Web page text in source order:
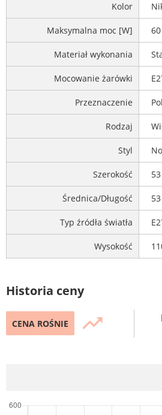
Kolor
Maksymalna moc [W] 60
Materiał wykonania
Mocowanie żarówki
Przeznaczenie
Rodzaj
Styl
Szerokość
Średnica/Długość 53
Typ źródła światła
Wysokość
Historia ceny
CENA ROŚNIE trending_up